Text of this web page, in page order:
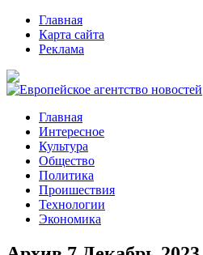
Главная
Карта сайта
Реклама
Главная
Интересное
Культура
Общество
Политика
Проишествия
Технологии
Экономика